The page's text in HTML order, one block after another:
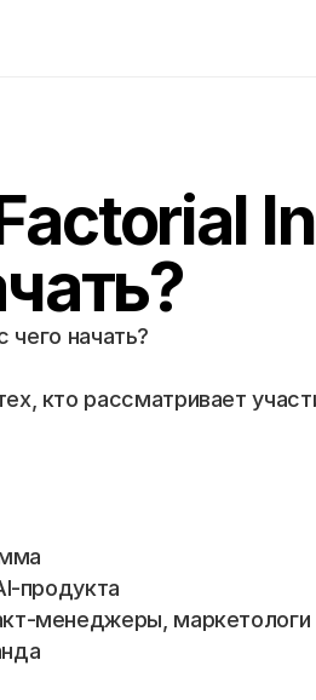
чего начать?
кто рассматривает
продукта
менеджеры, маркетологи